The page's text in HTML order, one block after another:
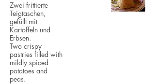
Zwei frittierte
Teigtaschen,
gefüllt mit
Kartoffeln und
Erbsen.
Two crispy
pastries filled with
mildly spiced
potatoes and
peas.